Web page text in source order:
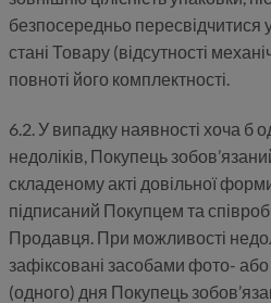
безпосередньо
стані Товару (відсутності
повноті його комплектності.
6.2. У випадку наявності хоча б
недоліків, Покупець
складеному акті довільної
підписаний Покупцем та
Продавця. При можливості
зафіксовані засобами фото-
(одного) дня Покупець